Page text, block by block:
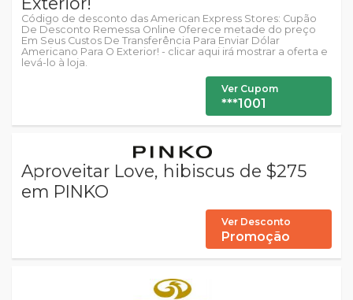
Código de desconto das American Express Stores: Cupão
De Desconto Remessa Online Oferece metade do preço
Em Seus Custos De Transferência Para Enviar Dólar
Americano Para O Exterior! - clicar aqui irá mostrar a oferta e
levá-lo à loja.
Ver Cupom
***1001
Aproveitar Love, hibiscus de $275
em PINKO
Ver Desconto
Promoção